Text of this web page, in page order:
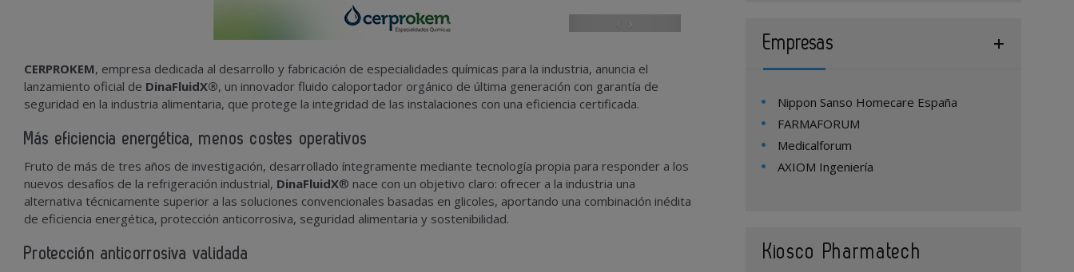
‹ ›
CERPROKEM, empresa dedicada al desarrollo y fabricación de especialidades químicas para la industria, anuncia el
lanzamiento oficial de DinaFluidX®, un innovador fluido caloportador orgánico de última generación con garantía de
seguridad en la industria alimentaria, que protege la integridad de las instalaciones con una eficiencia certificada.
Más eficiencia energética, menos costes operativos
Fruto de más de tres años de investigación, desarrollado íntegramente mediante tecnología propia para responder a los
nuevos desafíos de la refrigeración industrial, DinaFluidX® nace con un objetivo claro: ofrecer a la industria una
alternativa técnicamente superior a las soluciones convencionales basadas en glicoles, aportando una combinación inédita
de eficiencia energética, protección anticorrosiva, seguridad alimentaria y sostenibilidad.
Protección anticorrosiva validada
Empresas
Nippon Sanso Homecare España
FARMAFORUM
Medicalforum
AXIOM Ingeniería
Kiosco Pharmatech